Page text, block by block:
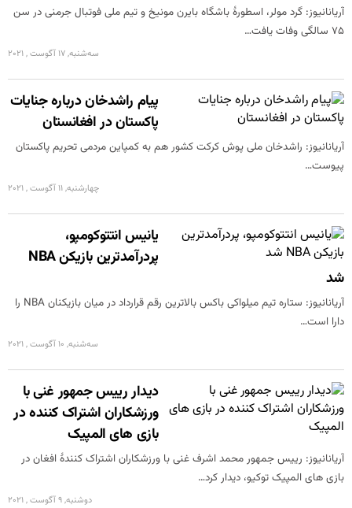
آریانانیوز: گرد مولر، اسطورۀ باشگاه بایرن مونیخ و تیم ملی فوتبال جرمنی در سن
۷۵ سالگی وفات یافت…
سه‌شنبه, 17 آگوست , 2021
پیام راشدخان درباره جنایات
پاکستان در افغانستان
آریانانیوز: راشدخان ملی پوش کرکت کشور هم به کمپاین مردمی تحریم پاکستان
پیوست…
چهارشنبه, 11 آگوست , 2021
یانیس انتتوکومپو،
پردرآمدترین بازیکن NBA
شد
آریانانیوز: ستاره تیم میلواکی باکس بالاترین رقم قرارداد در میان بازیکنان NBA را
دارا است…
سه‌شنبه, 10 آگوست , 2021
دیدار رییس جمهور غنی با
ورزشکاران اشتراک کننده در
بازی های المپیک
آریانانیوز: رییس جمهور محمد اشرف غنی با ورزشکاران اشتراک کنندۀ افغان در
بازی های المپیک توکیو، دیدار کرد…
دوشنبه, 9 آگوست , 2021